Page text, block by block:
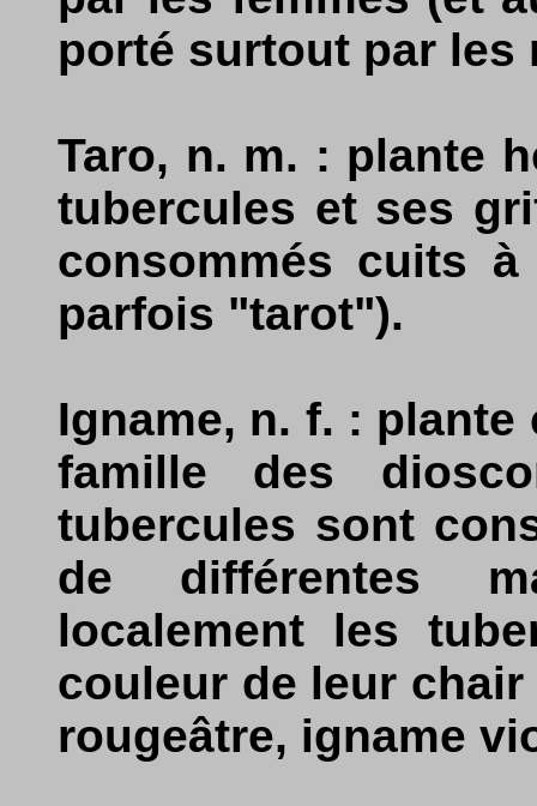
porté surtout par les
Taro, n. m. : plante
tubercules et ses
consommés cuits
parfois "tarot").
Igname, n. f. :
famille des
tubercules sont
de différentes
localement les
couleur de leur
rougeâtre, igname